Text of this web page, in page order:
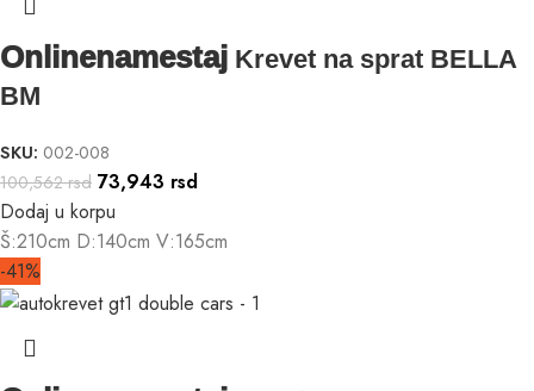
Onlinenamestaj Krevet na sprat BELLA
BM
SKU: 002-008
100,562rsd 73,943 rsd
Dodaj u korpu
Š:210cm D:140cm V:165cm
-41%